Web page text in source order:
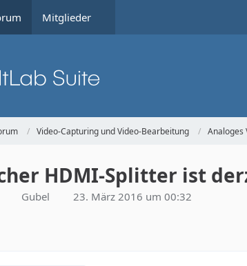
Mitglieder
Video-Capturing und Video-Bearbeitung Analoges
HDMI-Splitter ist
Gubel 23. März 2016 um 00:32